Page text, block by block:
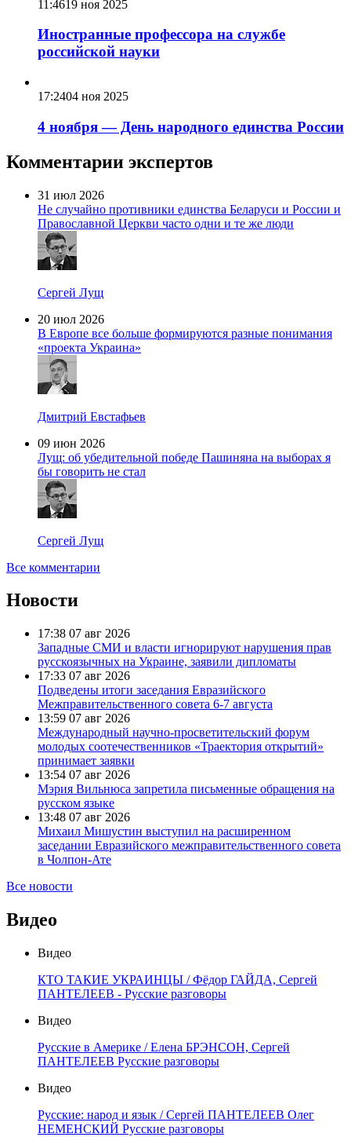
11:4619 ноя 2025
Иностранные профессора на службе
российской науки
17:2404 ноя 2025
4 ноября — День народного единства России
Комментарии экспертов
31 июл 2026
Не случайно противники единства Беларуси и России и
Православной Церкви часто одни и те же люди
Сергей Лущ
20 июл 2026
В Европе все больше формируются разные понимания
«проекта Украина»
Дмитрий Евстафьев
09 июн 2026
Лущ: об убедительной победе Пашиняна на выборах я
бы говорить не стал
Сергей Лущ
Все комментарии
Новости
17:38 07 авг 2026
Западные СМИ и власти игнорируют нарушения прав
русскоязычных на Украине, заявили дипломаты
17:33 07 авг 2026
Подведены итоги заседания Евразийского
Межправительственного совета 6-7 августа
13:59 07 авг 2026
Международный научно-просветительский форум
молодых соотечественников «Траектория открытий»
принимает заявки
13:54 07 авг 2026
Мэрия Вильнюса запретила письменные обращения на
русском языке
13:48 07 авг 2026
Михаил Мишустин выступил на расширенном
заседании Евразийского межправительственного совета
в Чолпон-Ате
Все новости
Видео
Видео
КТО ТАКИЕ УКРАИНЦЫ / Фёдор ГАЙДА, Сергей
ПАНТЕЛЕЕВ - Русские разговоры
Видео
Русские в Америке / Елена БРЭНСОН, Сергей
ПАНТЕЛЕЕВ Русские разговоры
Видео
Русские: народ и язык / Сергей ПАНТЕЛЕЕВ Олег
НЕМЕНСКИЙ Русские разговоры